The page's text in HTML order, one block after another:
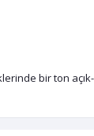
bir ton